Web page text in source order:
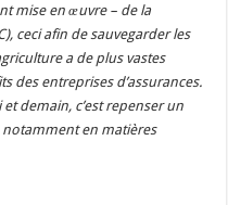
mise en œuvre – de la
ceci afin de sauvegarder les
a de plus vastes
des entreprises d’assurances.
demain, c’est repenser un
en matières